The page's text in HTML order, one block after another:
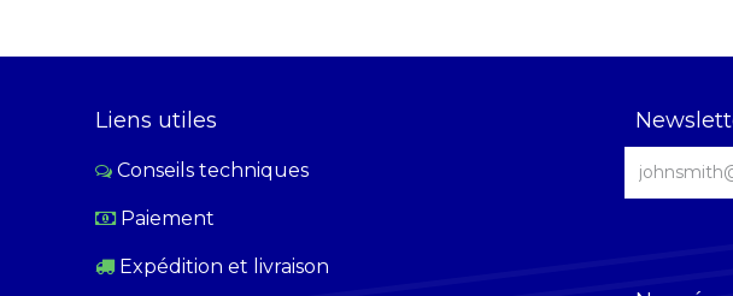
Liens utiles
Conseils techniques
Paiement
Expédition et livraison